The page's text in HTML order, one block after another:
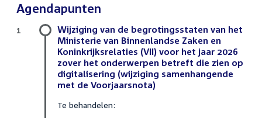
Agendapunten
Wijziging van de begrotingsstaten van het
Ministerie van Binnenlandse Zaken en
Koninkrijksrelaties (VII) voor het jaar 2026
zover het onderwerpen betreft die zien op
digitalisering (wijziging samenhangende
met de Voorjaarsnota)
Te behandelen:
1